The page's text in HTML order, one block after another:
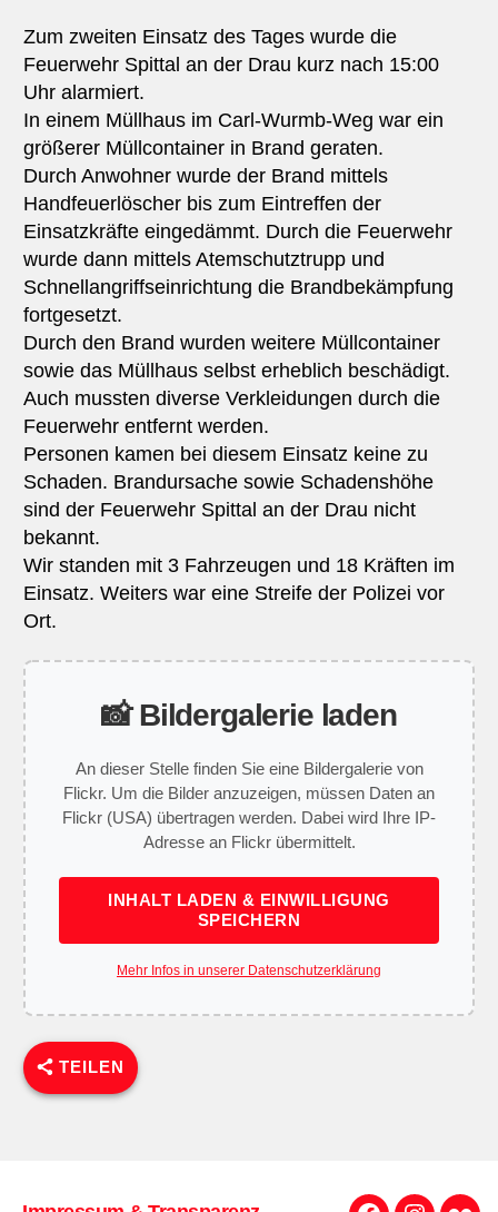
Zum zweiten Einsatz des Tages wurde die
Feuerwehr Spittal an der Drau kurz nach 15:00
Uhr alarmiert.
In einem Müllhaus im Carl-Wurmb-Weg war ein
größerer Müllcontainer in Brand geraten.
Durch Anwohner wurde der Brand mittels
Handfeuerlöscher bis zum Eintreffen der
Einsatzkräfte eingedämmt. Durch die Feuerwehr
wurde dann mittels Atemschutztrupp und
Schnellangriffseinrichtung die Brandbekämpfung
fortgesetzt.
Durch den Brand wurden weitere Müllcontainer
sowie das Müllhaus selbst erheblich beschädigt.
Auch mussten diverse Verkleidungen durch die
Feuerwehr entfernt werden.
Personen kamen bei diesem Einsatz keine zu
Schaden. Brandursache sowie Schadenshöhe
sind der Feuerwehr Spittal an der Drau nicht
bekannt.
Wir standen mit 3 Fahrzeugen und 18 Kräften im
Einsatz. Weiters war eine Streife der Polizei vor
Ort.
📸 Bildergalerie laden
An dieser Stelle finden Sie eine Bildergalerie von
Flickr. Um die Bilder anzuzeigen, müssen Daten an
Flickr (USA) übertragen werden. Dabei wird Ihre IP-
Adresse an Flickr übermittelt.
INHALT LADEN & EINWILLIGUNG
SPEICHERN
Mehr Infos in unserer Datenschutzerklärung
TEILEN